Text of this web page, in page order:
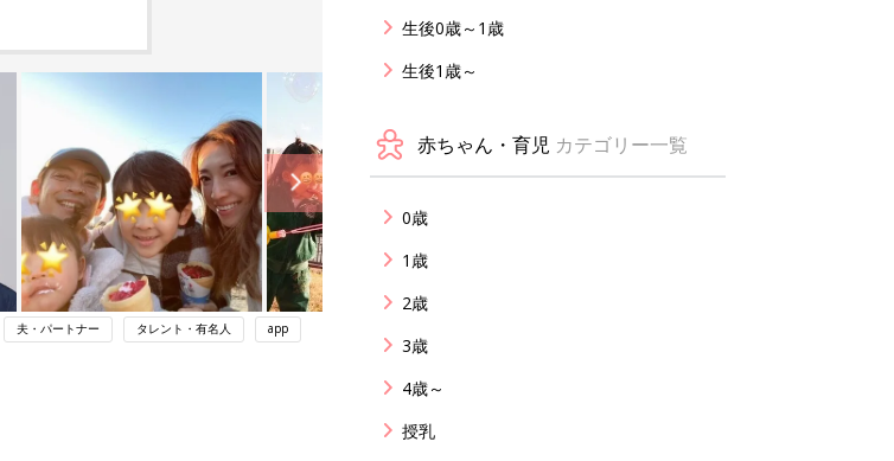
夫・パートナー タレント・有名人 app
生後0歳～1歳
生後1歳～
赤ちゃん・育児 カテゴリー一覧
0歳
1歳
2歳
3歳
4歳～
授乳